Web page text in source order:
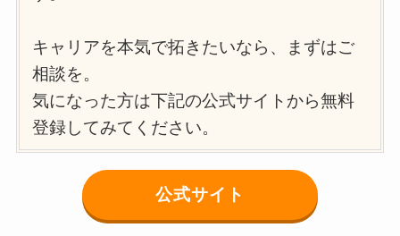
キャリアを本気で拓きたいなら、まずはご
相談を。
気になった方は下記の公式サイトから無料
登録してみてください。
公式サイト